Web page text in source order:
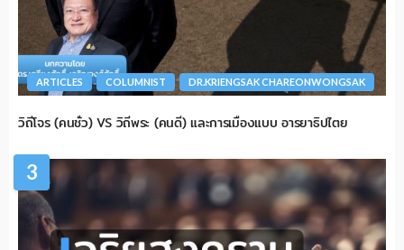
ARTICLES COLUMNIST DR.KRIENGSAK CHAREONWONGSAK
วิถีโจร (คนชั่ว) VS วิถีพระ (คนดี) และการเมืองแบบ อารยาธิปไตย
3